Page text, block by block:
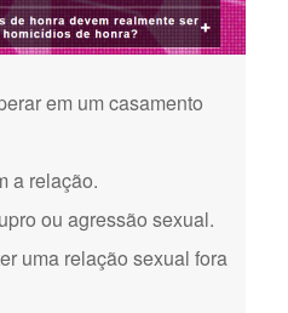
em um casamento
a relação.
ou agressão sexual.
uma relação sexual fora